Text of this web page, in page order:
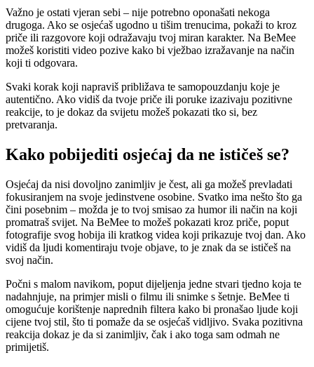
Važno je ostati vjeran sebi – nije potrebno oponašati nekoga
drugoga. Ako se osjećaš ugodno u tišim trenucima, pokaži to kroz
priče ili razgovore koji odražavaju tvoj miran karakter. Na BeMee
možeš koristiti video pozive kako bi vježbao izražavanje na način
koji ti odgovara.
Svaki korak koji napraviš približava te samopouzdanju koje je
autentično. Ako vidiš da tvoje priče ili poruke izazivaju pozitivne
reakcije, to je dokaz da svijetu možeš pokazati tko si, bez
pretvaranja.
Kako pobijediti osjećaj da ne ističeš se?
Osjećaj da nisi dovoljno zanimljiv je čest, ali ga možeš prevladati
fokusiranjem na svoje jedinstvene osobine. Svatko ima nešto što ga
čini posebnim – možda je to tvoj smisao za humor ili način na koji
promatraš svijet. Na BeMee to možeš pokazati kroz priče, poput
fotografije svog hobija ili kratkog videa koji prikazuje tvoj dan. Ako
vidiš da ljudi komentiraju tvoje objave, to je znak da se ističeš na
svoj način.
Počni s malom navikom, poput dijeljenja jedne stvari tjedno koja te
nadahnjuje, na primjer misli o filmu ili snimke s šetnje. BeMee ti
omogućuje korištenje naprednih filtera kako bi pronašao ljude koji
cijene tvoj stil, što ti pomaže da se osjećaš vidljivo. Svaka pozitivna
reakcija dokaz je da si zanimljiv, čak i ako toga sam odmah ne
primijetiš.